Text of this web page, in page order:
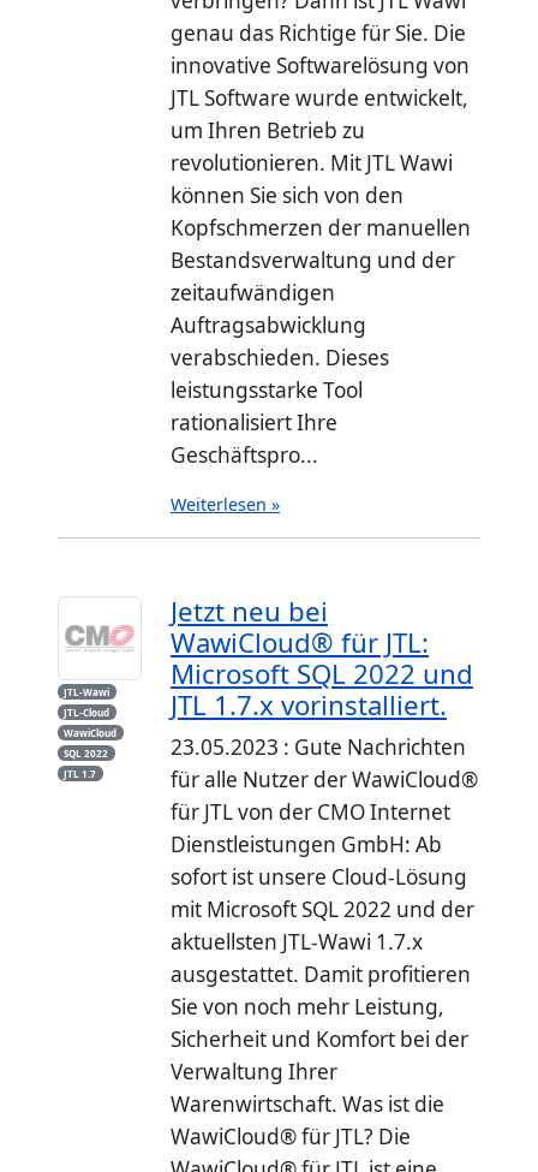
genau das Richtige für Sie. Die
innovative Softwarelösung von
JTL Software wurde entwickelt,
um Ihren Betrieb zu
revolutionieren. Mit JTL Wawi
können Sie sich von den
Kopfschmerzen der manuellen
Bestandsverwaltung und der
zeitaufwändigen
Auftragsabwicklung
verabschieden. Dieses
leistungsstarke Tool
rationalisiert Ihre
Geschäftspro...
Weiterlesen »
JTL-Wawi
JTL-Cloud
WawiCloud
SQL 2022
JTL 1.7
Jetzt neu bei
WawiCloud® für JTL:
Microsoft SQL 2022 und
JTL 1.7.x vorinstalliert.
23.05.2023 : Gute Nachrichten
für alle Nutzer der WawiCloud®
für JTL von der CMO Internet
Dienstleistungen GmbH: Ab
sofort ist unsere Cloud-Lösung
mit Microsoft SQL 2022 und der
aktuellsten JTL-Wawi 1.7.x
ausgestattet. Damit profitieren
Sie von noch mehr Leistung,
Sicherheit und Komfort bei der
Verwaltung Ihrer
Warenwirtschaft. Was ist die
WawiCloud® für JTL? Die